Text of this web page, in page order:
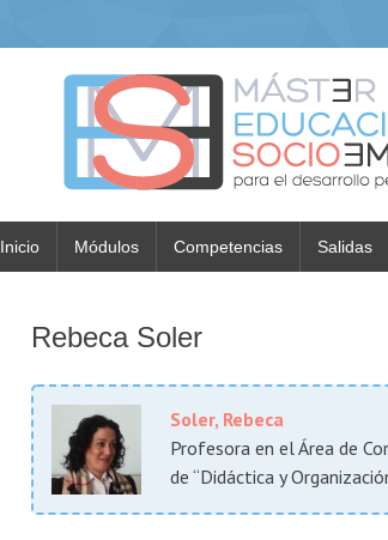
Inicio Módulos Competencias Salidas
Rebeca Soler
Soler, Rebeca
Profesora en el Área de
de “Didáctica y